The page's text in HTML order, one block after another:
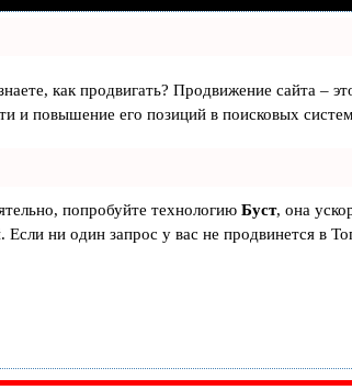
как продвигать? Продвижение сайта –
и повышение его позиций в поисковых
попробуйте технологию Буст, она
ни один запрос у вас не продвинется в